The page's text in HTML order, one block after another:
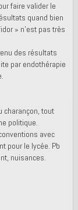
faire valider le
quand bien
» n’est pas très
des résultats
par endothérapie
charançon, tout
politique.
avec
pour le lycée. Pb
nuisances.